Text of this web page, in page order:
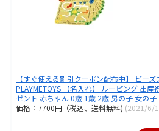
【すぐ使える割引クーポン配布中】 ビー
PLAYMETOYS 【名入れ】 ルーピング 出
ゼント 赤ちゃん 0歳 1歳 2歳 男の子 女の子
価格：7700円（税込、送料無料) (2021/6/